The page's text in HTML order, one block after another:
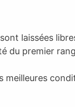
laissées
du premier
meilleures